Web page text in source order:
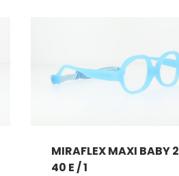
MIRAFLEX MAXI BABY 2
40 E / 1